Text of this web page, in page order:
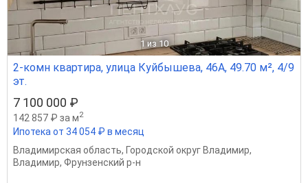
1 из 10
2-комн квартира, улица Куйбышева, 46А, 49.70 м², 4/9
эт.
7 100 000 ₽
142 857 ₽ за м2
Ипотека от 34 054 ₽ в месяц
Владимирская область, Городской округ Владимир,
Владимир, Фрунзенский р-н